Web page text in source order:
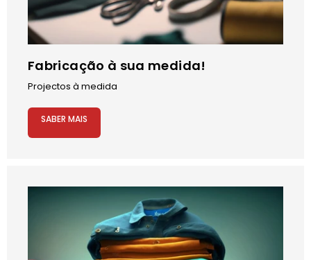
Fabricação à sua medida!
Projectos à medida
SABER MAIS